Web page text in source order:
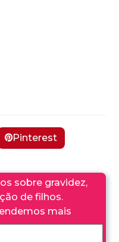
Pinterest
sobre gravidez,
de filhos.
mais